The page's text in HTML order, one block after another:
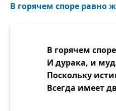
В горячем споре равно
В горячем
И дурака, и
Поскольку
Всегда имеет